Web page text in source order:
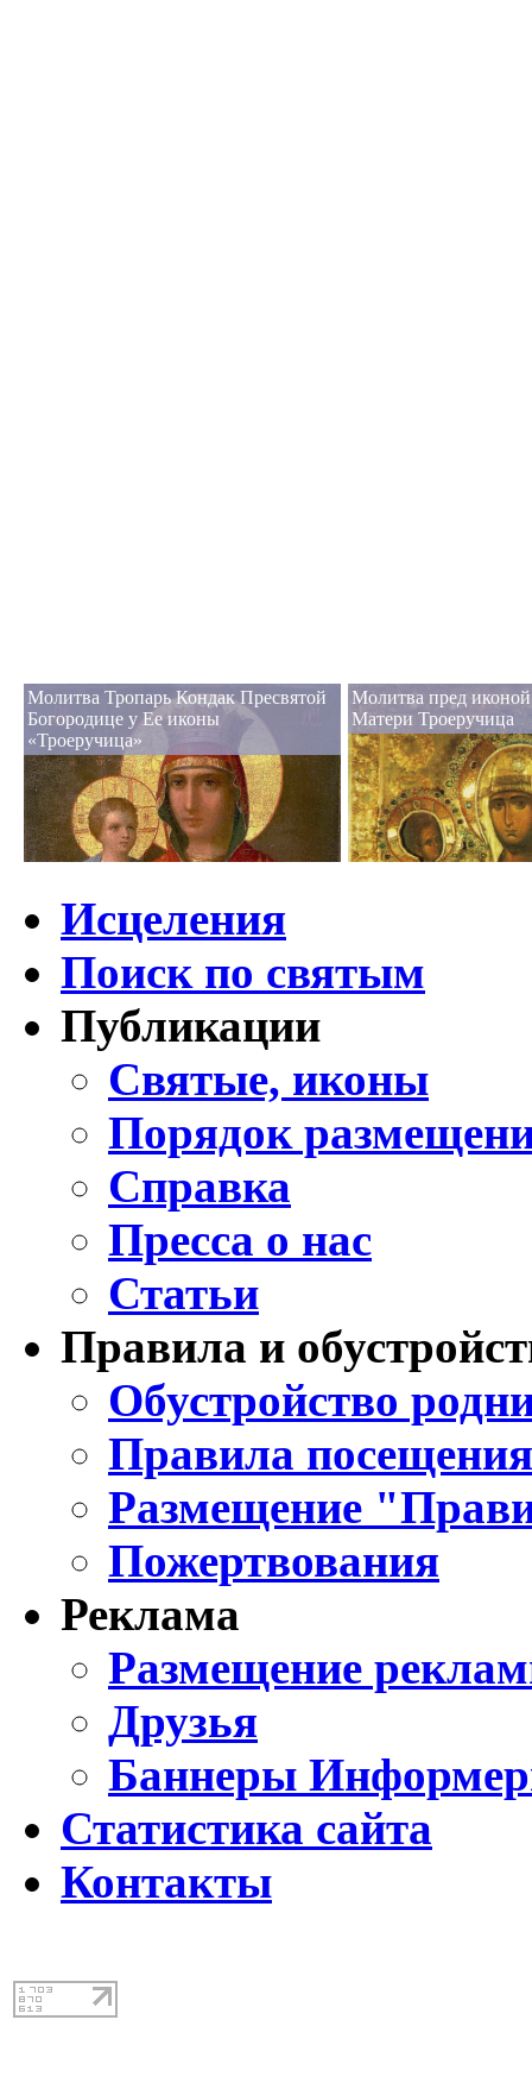
Молитва Тропарь Кондак Пресвятой
Богородице у Ее иконы
«Троеручица»
Молитва пред
Матери Троеручица
Исцеления
Поиск по святым
Публикации
Святые, иконы
Порядок
Справка
Пресса о нас
Статьи
Правила и
Обустройство
Правила
Размещение
Пожертвования
Реклама
Размещение
Друзья
Баннеры
Статистика сайта
Контакты